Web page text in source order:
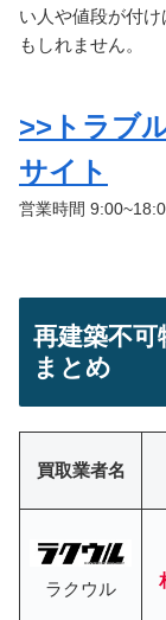
い人や値段が付
もしれません。
>>トラブ
サイト
営業時間
再建築不
まとめ
買取業者名
ラクウル